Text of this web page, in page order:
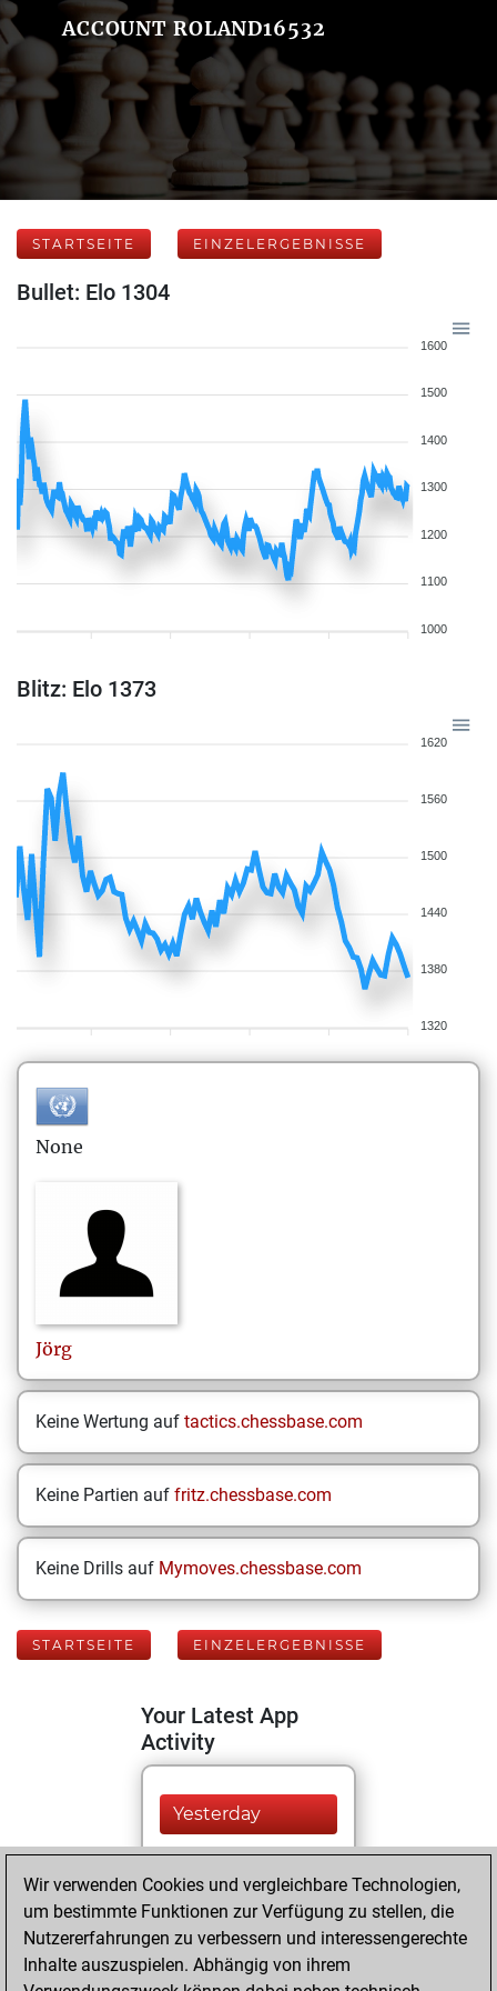
ACCOUNT ROLAND16532
STARTSEITE EINZELERGEBNISSE
Bullet: Elo 1304
1600
1500
1400
1300
1200
1100
1000
Blitz: Elo 1373
1620
1560
1500
1440
1380
1320
None
Jörg
Keine Wertung auf tactics.chessbase.com
Keine Partien auf fritz.chessbase.com
Keine Drills auf Mymoves.chessbase.com
STARTSEITE EINZELERGEBNISSE
Your Latest App
Activity
Yesterday
You played 100
blitz games
Play
You scored +36
=1 -63 in blitz
Wir verwenden Cookies und vergleichbare Technologien,
um bestimmte Funktionen zur Verfügung zu stellen, die
Nutzererfahrungen zu verbessern und interessengerechte
Inhalte auszuspielen. Abhängig von ihrem